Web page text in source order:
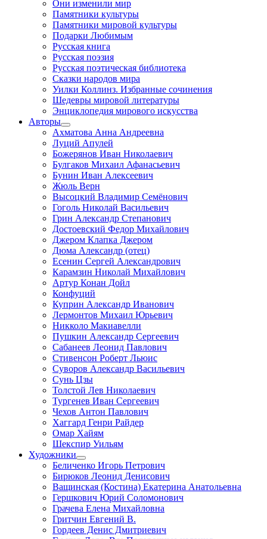
Они изменили мир
Памятники культуры
Памятники мировой культуры
Подарки Любимым
Русская книга
Русская поэзия
Русская поэтическая библиотека
Сказки народов мира
Уилки Коллинз. Избранные сочинения
Шедевры мировой литературы
Энциклопедия мирового искусства
Авторы
Ахматова Анна Андреевна
Луций Апулей
Божерянов Иван Николаевич
Булгаков Михаил Афанасьевич
Бунин Иван Алексеевич
Жюль Верн
Высоцкий Владимир Семёнович
Гоголь Николай Васильевич
Грин Александр Степанович
Достоевский Федор Михайлович
Джером Клапка Джером
Дюма Александр (отец)
Есенин Сергей Александрович
Карамзин Николай Михайлович
Артур Конан Дойл
Конфуций
Куприн Александр Иванович
Лермонтов Михаил Юрьевич
Никколо Макиавелли
Пушкин Александр Сергеевич
Сабанеев Леонид Павлович
Стивенсон Роберт Льюис
Суворов Александр Васильевич
Сунь Цзы
Толстой Лев Николаевич
Тургенев Иван Сергеевич
Чехов Антон Павлович
Хаггард Генри Райдер
Омар Хайям
Шекспир Уильям
Художники
Беличенко Игорь Петрович
Бирюков Леонид Денисович
Ващинская (Костина) Екатерина Анатольевна
Гершкович Юрий Соломонович
Грачева Елена Михайловна
Гритчин Евгений В.
Гордеев Денис Дмитриевич